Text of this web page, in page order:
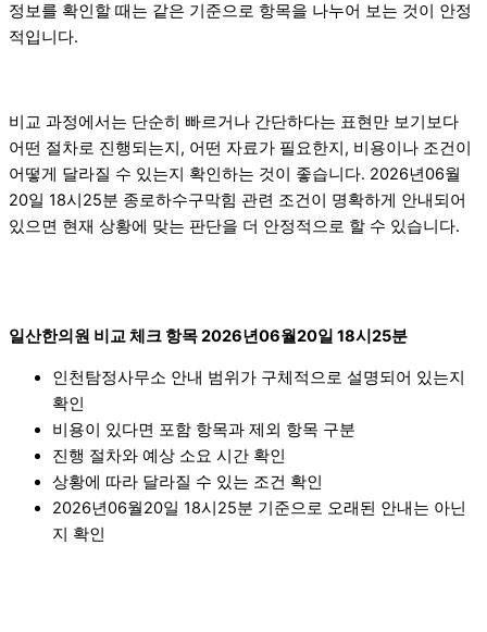
정보를 확인할 때는 같은 기준으로 항목을 나누어 보는 것이 안정
적입니다.
비교 과정에서는 단순히 빠르거나 간단하다는 표현만 보기보다
어떤 절차로 진행되는지, 어떤 자료가 필요한지, 비용이나 조건이
어떻게 달라질 수 있는지 확인하는 것이 좋습니다. 2026년06월
20일 18시25분 종로하수구막힘 관련 조건이 명확하게 안내되어
있으면 현재 상황에 맞는 판단을 더 안정적으로 할 수 있습니다.
일산한의원 비교 체크 항목 2026년06월20일 18시25분
인천탐정사무소 안내 범위가 구체적으로 설명되어 있는지
확인
비용이 있다면 포함 항목과 제외 항목 구분
진행 절차와 예상 소요 시간 확인
상황에 따라 달라질 수 있는 조건 확인
2026년06월20일 18시25분 기준으로 오래된 안내는 아닌
지 확인